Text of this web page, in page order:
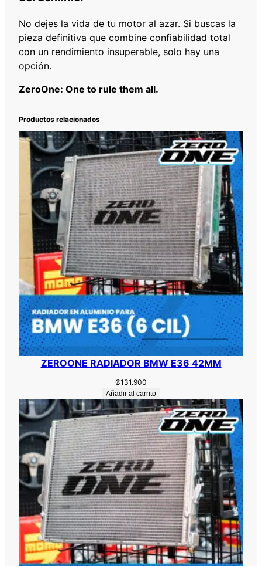
No dejes la vida de tu motor al azar. Si buscas la
pieza definitiva que combine confiabilidad total
con un rendimiento insuperable, solo hay una
opción.
ZeroOne: One to rule them all.
Productos relacionados
ZEROONE RADIADOR BMW E36 42MM
₡131.900
Añadir al carrito